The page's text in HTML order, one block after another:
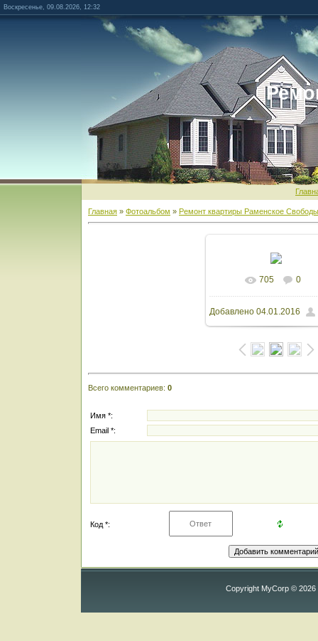
Воскресенье, 09.08.2026, 12:32
Главная » Фотоальбом » Ремонт квартиры Раменское
В реальном
1600x1066/ 151.6Kb
705 0
Добавлено04.01.2016
Всего комментариев: 0
Имя *:
Email *:
Код *:
Copyright MyCorp © 2026